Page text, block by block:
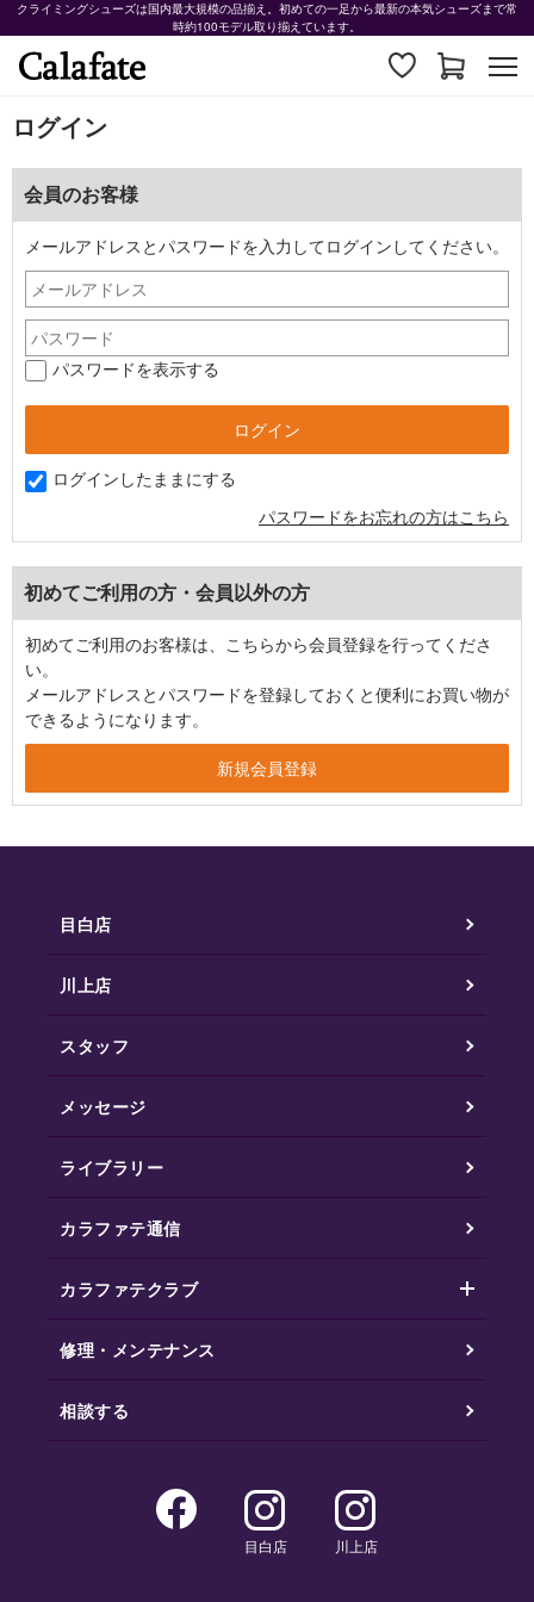
クライミングシューズは国内最大規模の品揃え。初めての一足から最新の本気シューズまで常
時約100モデル取り揃えています。
ログイン
会員のお客様
メールアドレスとパスワードを入力してログインしてください。
パスワードを表示する
ログインしたままにする
パスワードをお忘れの方はこちら
初めてご利用の方・会員以外の方
初めてご利用のお客様は、こちらから会員登録を行ってくださ
い。
メールアドレスとパスワードを登録しておくと便利にお買い物が
できるようになります。
目白店
川上店
スタッフ
メッセージ
ライブラリー
カラファテ通信
カラファテクラブ
修理・メンテナンス
相談する
目白店 川上店